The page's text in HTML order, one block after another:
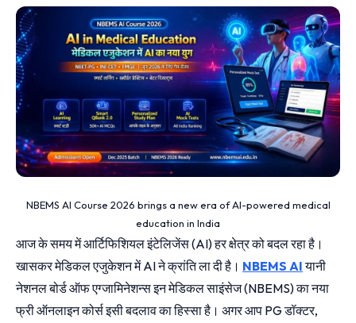
NBEMS AI Course 2026 brings a new era of AI-powered medical
education in India
आज के समय में आर्टिफिशियल इंटेलिजेंस (AI) हर क्षेत्र को बदल रहा है।
खासकर मेडिकल एजुकेशन में AI ने क्रांति ला दी है। NBEMS AIयानी
नेशनल बोर्ड ऑफ एग्जामिनेशन्स इन मेडिकल साइंसेज (NBEMS) का नया
फ्री ऑनलाइन कोर्स इसी बदलाव का हिस्सा है। अगर आप PG डॉक्टर,